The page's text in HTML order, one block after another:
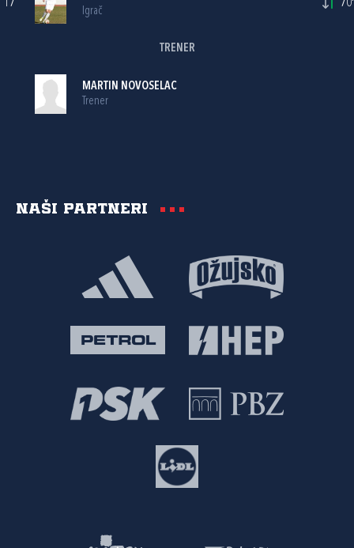
17
Igrač
70'
TRENER
MARTIN NOVOSELAC
Trener
Naši partneri